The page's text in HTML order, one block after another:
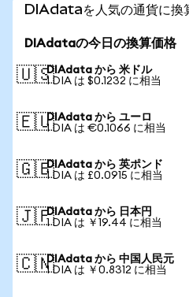
DIAdataを人気の通貨に換
DIAdataの今日の換算価格
🇺🇸DIAdata から 米ドル
1 DIA は $0.1232 に相当
🇪🇺DIAdata から ユーロ
1 DIA は €0.1066 に相当
🇬🇧DIAdata から 英ポンド
1 DIA は £0.0915 に相当
🇯🇵DIAdata から 日本円
1 DIA は ￥19.44 に相当
🇨🇳DIAdata から 中国人民元
1 DIA は ￥0.8312 に相当